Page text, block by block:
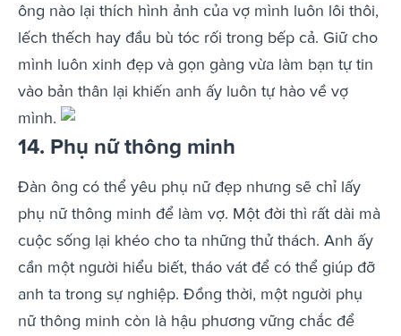
ông nào lại thích hình ảnh của vợ mình luôn lôi thôi,
lếch thếch hay đầu bù tóc rối trong bếp cả. Giữ cho
mình luôn xinh đẹp và gọn gàng vừa làm bạn tự tin
vào bản thân lại khiến anh ấy luôn tự hào về vợ
mình.
14. Phụ nữ thông minh
Đàn ông có thể yêu phụ nữ đẹp nhưng sẽ chỉ lấy
phụ nữ thông minh để làm vợ. Một đời thì rất dài mà
cuộc sống lại khéo cho ta những thử thách. Anh ấy
cần một người hiểu biết, tháo vát để có thể giúp đỡ
anh ta trong sự nghiệp. Đồng thời, một người phụ
nữ thông minh còn là hậu phương vững chắc để